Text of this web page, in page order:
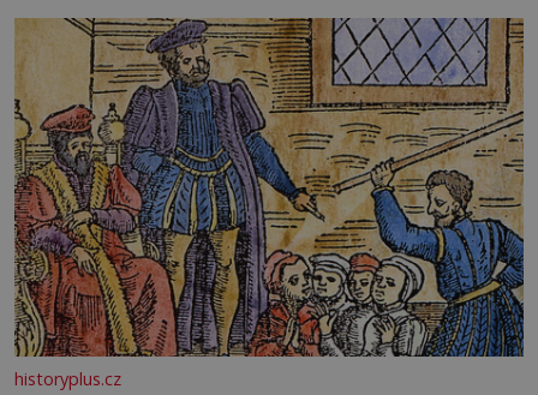
zdálo o jednorožcích, krásných princeznách, statečných
rytířích a létajících dracích.
historyplus.cz